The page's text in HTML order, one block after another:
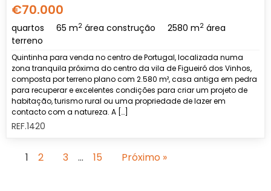
€70.000
quartos 65 m2 área construção 2580 m2 área
terreno
Quintinha para venda no centro de Portugal, localizada numa
zona tranquila próxima do centro da vila de Figueiró dos Vinhos,
composta por terreno plano com 2.580 m², casa antiga em pedra
para recuperar e excelentes condições para criar um projeto de
habitação, turismo rural ou uma propriedade de lazer em
contacto com a natureza. A […]
REF.1420
1 2 3 … 15 Próximo »